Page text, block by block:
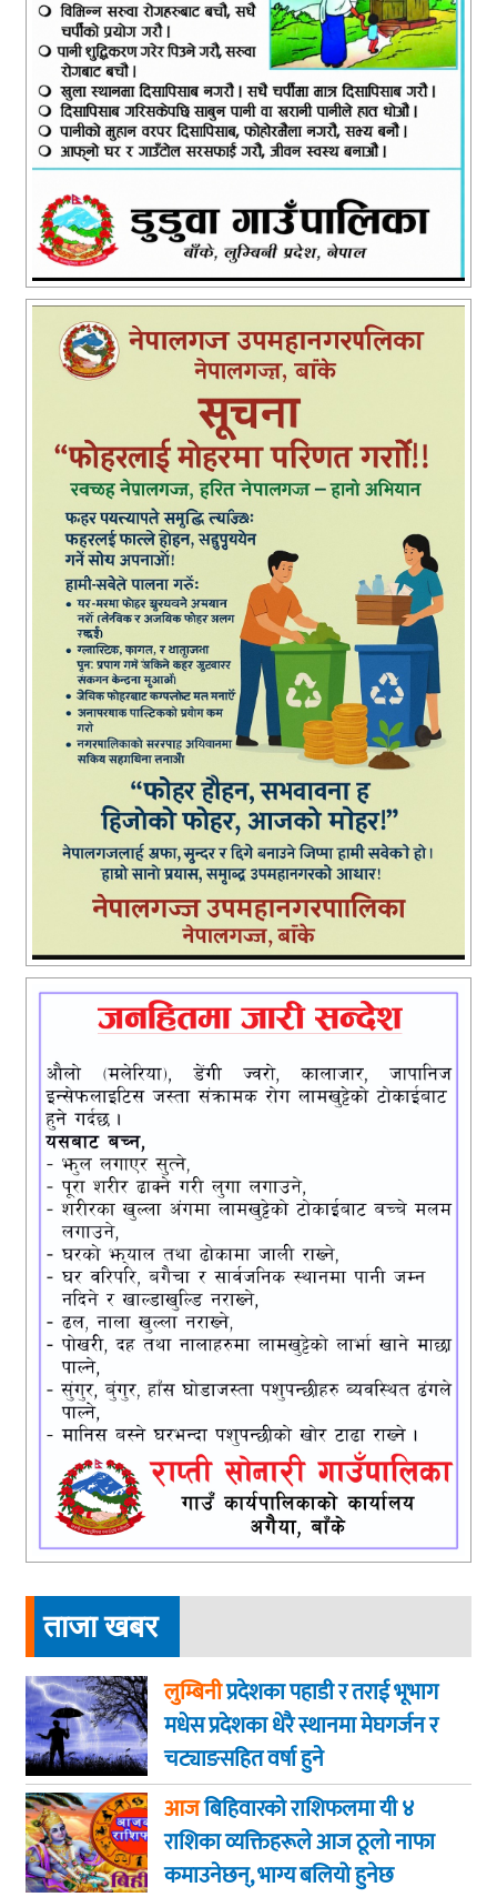
ताजा खबर
लुम्बिनीप्रदेशका पहाडी र तराई भूभाग
मधेस प्रदेशका धेरै स्थानमा मेघगर्जन र
चट्याङसहित वर्षा हुने
आजबिहिवारकाे राशिफलमा यी ४
राशिका व्यक्तिहरूले आज ठूलो नाफा
कमाउनेछन्, भाग्य बलियो हुनेछ